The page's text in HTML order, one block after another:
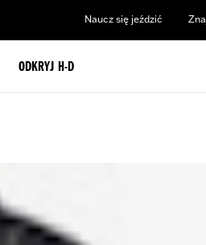
Naucz się jeździć
ODKRYJ H-D